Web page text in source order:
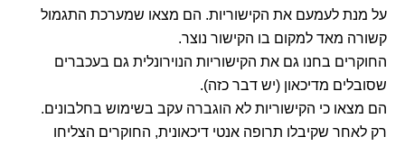
על מנת לעמעם את הקישוריות. הם מצאו שמערכת התגמול
קשורה מאד למקום בו הקישור נוצר.
החוקרים בחנו גם את הקישוריות הנוירונלית גם בעכברים
שסובלים מדיכאון (יש דבר כזה).
הם מצאו כי הקישוריות לא הוגברה עקב בשימוש בחלבונים.
רק לאחר שקיבלו תרופה אנטי דיכאונית, החוקרים הצליחו